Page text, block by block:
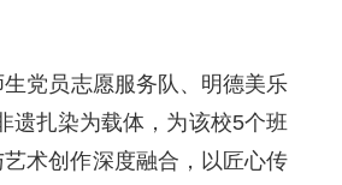
党员志愿服务队、明德美乐
遗扎染为载体，为该校5个班
术创作深度融合，以匠心传